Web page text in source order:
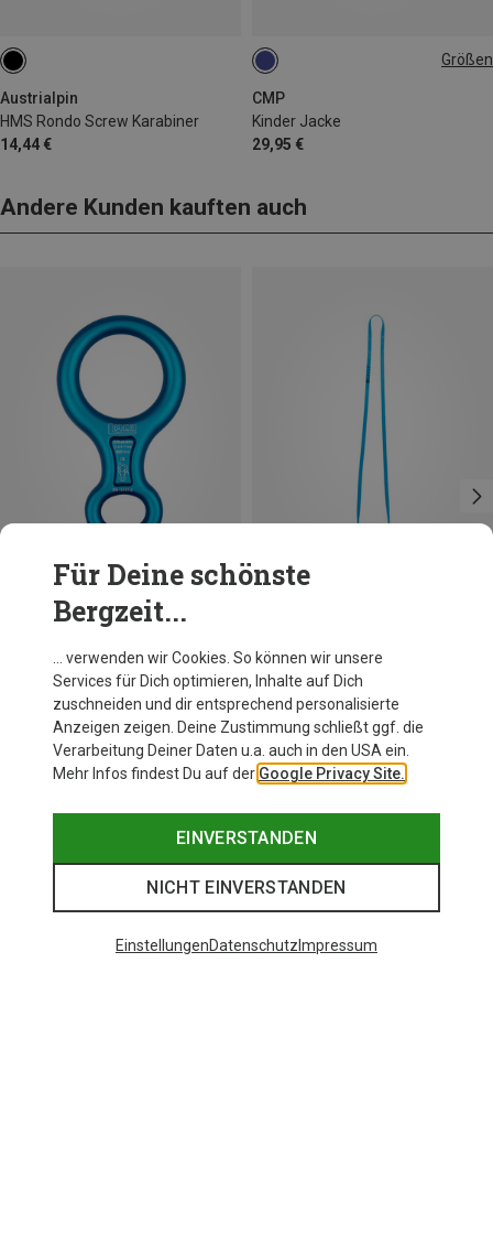
Austrialpin
HMS Rondo Screw Karabiner
14,44 €
Größen
CMP
Kinder Jacke
29,95 €
164
Andere Kunden kauften auch
Figure 8 Abseilachter
Petzl
Anneau Bandschlinge
6,95 €
Für Deine schönste
Bergzeit...
… verwenden wir Cookies. So können wir unsere
Services für Dich optimieren, Inhalte auf Dich
zuschneiden und dir entsprechend personalisierte
Anzeigen zeigen. Deine Zustimmung schließt ggf. die
Verarbeitung Deiner Daten u.a. auch in den USA ein.
Mehr Infos findest Du auf der Google Privacy Site.
EINVERSTANDEN
NICHT EINVERSTANDEN
EinstellungenDatenschutz Impressum